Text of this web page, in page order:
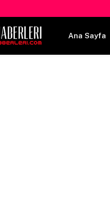
Ana Sayfa